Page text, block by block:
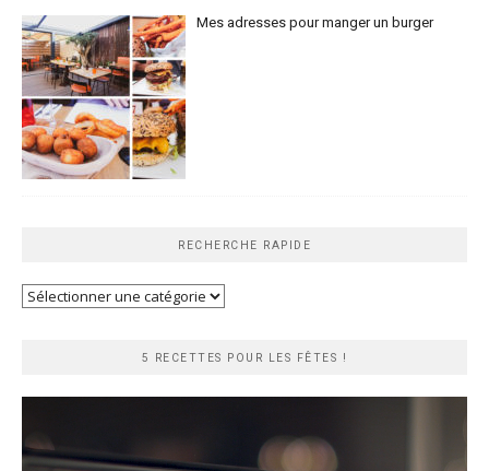
Mes adresses pour manger un burger
RECHERCHE RAPIDE
Recherche
5 RECETTES POUR LES FÊTES !